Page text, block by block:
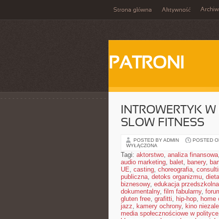
Strona główna Aktywność
PATRONI
INTROWERTYK
SLOW FITNESS
POSTED BY ADMIN POSTED
WYŁĄCZONA
Tagi: aktorstwo, analiza finansowa,
audio marketing, balet, banery,
UE, casting, choreografia,
publiczna, detoks organizmu,
biznesowy, edukacja przedszkolna
dokumentalny, film fabularny,
gluten free, grafitti, hip-hop, home
jazz, kamery ochrony, kino
media społecznościowe w polityce